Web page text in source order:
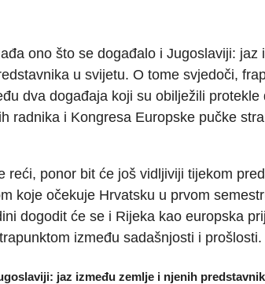
ono što se događalo i Jugoslaviji: jaz
u svijetu. O tome svjedoči,
dva događaja koji su obilježili protekle
radnika i Kongresa Europske pučke
reći, ponor bit će još vidljiviji tijekom
koje očekuje Hrvatsku u prvom
dogodit će se i Rijeka kao europska
između sadašnjosti i prošlosti.
jaz između zemlje i njenih